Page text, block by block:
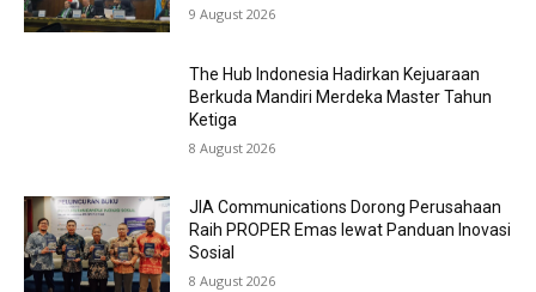
9 August 2026
The Hub Indonesia Hadirkan Kejuaraan
Berkuda Mandiri Merdeka Master Tahun
Ketiga
8 August 2026
JIA Communications Dorong Perusahaan
Raih PROPER Emas lewat Panduan Inovasi
Sosial
8 August 2026